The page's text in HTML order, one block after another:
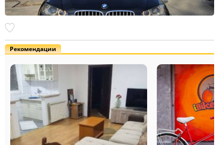
Рекомендации